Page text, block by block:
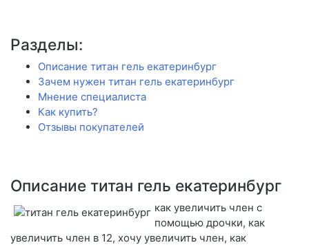
Разделы:
Описание титан гель екатеринбург
Зачем нужен титан гель екатеринбург
Мнение специалиста
Как купить?
Отзывы покупателей
Описание титан гель екатеринбург
как увеличить член с
помощью дрочки, как
увеличить член в 12, хочу увеличить член, как